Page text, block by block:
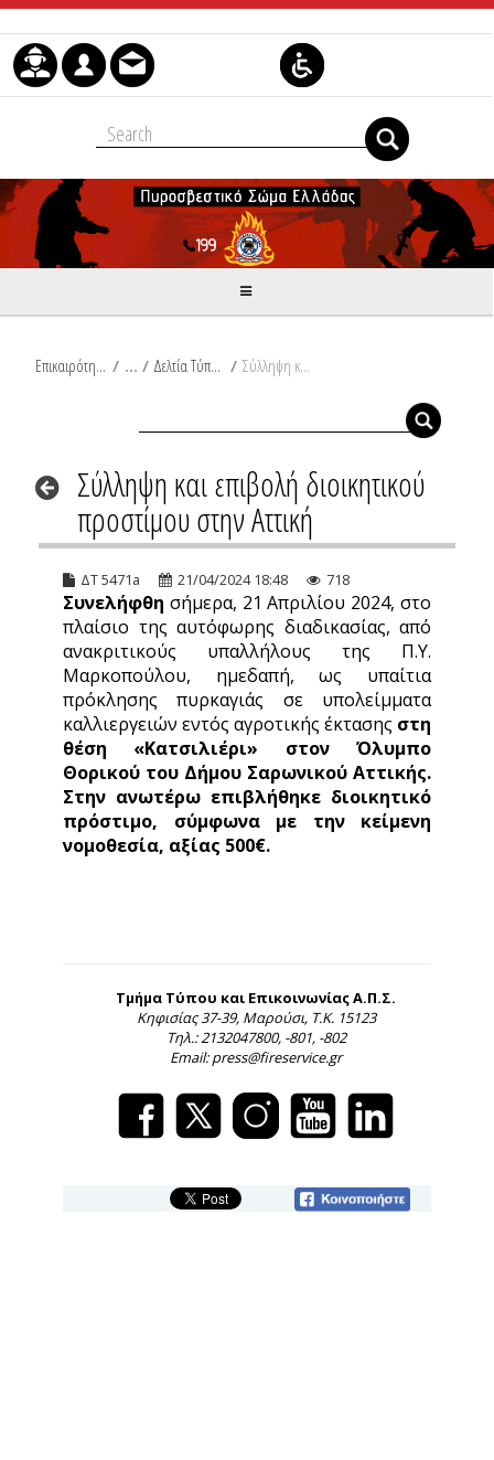
Μετάβαση στο περιεχόμενο
Επικαιρότητα / Δελτία Τύπου / Σύλληψη και επιβολή διοικητικού προστίμου στην Αττική
Σύλληψη και επιβολή διοικητικού
προστίμου στην Αττική
ΔΤ 5471a 21/04/2024 18:48 718
Συνελήφθη σήμερα, 21 Απριλίου 2024, στο
πλαίσιο της αυτόφωρης διαδικασίας, από
ανακριτικούς υπαλλήλους της Π.Υ.
Μαρκοπούλου, ημεδαπή, ως υπαίτια
πρόκλησης πυρκαγιάς σε υπολείμματα
καλλιεργειών εντός αγροτικής έκτασης στη
θέση «Κατσιλιέρι» στον Όλυμπο
Θορικού του Δήμου Σαρωνικού Αττικής.
Στην ανωτέρω επιβλήθηκε διοικητικό
πρόστιμο, σύμφωνα με την κείμενη
νομοθεσία, αξίας 500€.
Τμήμα Τύπου και Επικοινωνίας Α.Π.Σ.
Κηφισίας 37-39, Μαρούσι, Τ.Κ. 15123
Τηλ.: 2132047800, -801, -802
Email: press@fireservice.gr